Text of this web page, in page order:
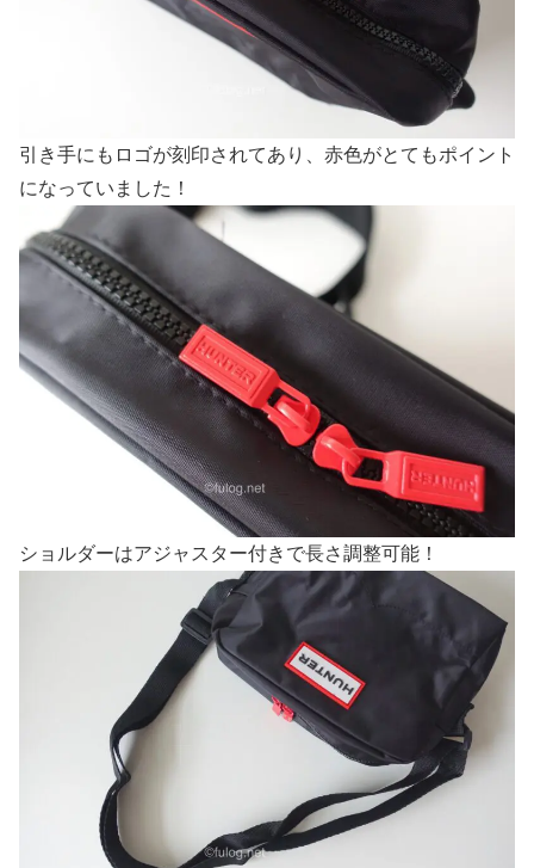
引き手にもロゴが刻印されてあり、赤色がとてもポイント
になっていました！
ショルダーはアジャスター付きで長さ調整可能！